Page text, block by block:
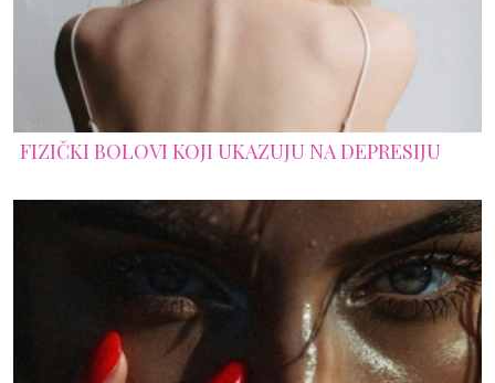
FIZIČKI BOLOVI KOJI UKAZUJU NA DEPRESIJU